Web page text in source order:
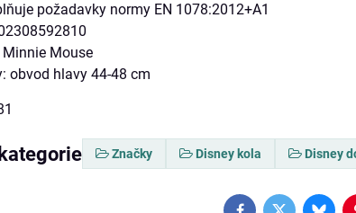
požadavky normy EN 1078:2012+A1
Minnie Mouse
obvod hlavy 44-48 cm
Značky Disney kola Disney